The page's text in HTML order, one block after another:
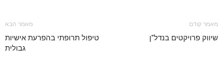
מאמר קודם
שיווק פרויקטים בנדל"ן
מאמר הבא
טיפול תרופתי בהפרעת אישיות
גבולית